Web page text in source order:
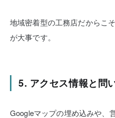
地域密着型の工務店だからこそ
が大事です。
5. アクセス情報と問
Googleマップの埋め込みや、